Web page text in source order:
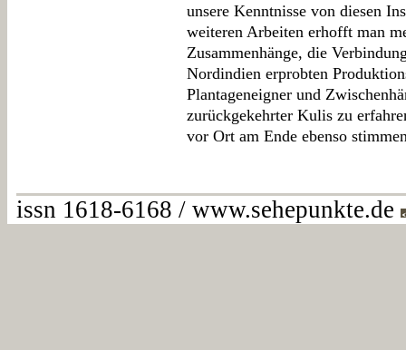
unsere Kenntnisse von diesen
weiteren Arbeiten erhofft man
Zusammenhänge, die
Nordindien erprobten
Plantageneigner und
zurückgekehrter Kulis zu
vor Ort am Ende ebenso
issn 1618-6168 / www.sehepunkte.de